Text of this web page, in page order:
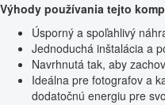
Výhody používania tejto
Úsporný a spoľahlivý
Jednoduchá inštalácia a
Navrhnutá tak, aby
Ideálna pre fotografov a
dodatočnú energiu pre